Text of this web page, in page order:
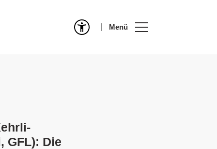
Menü
GFL): Die